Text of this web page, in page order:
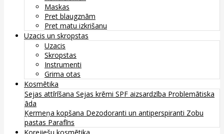
Maskas
Pret blaugznām
Pret matu izkrišanu
Uzacis un skropstas
Uzacis
Skropstas
Instrumenti
Grima otas
Kosmētika
Sejas attīrīšana Sejas krēmi SPF aizsardzība Problemātiska
āda
Ķermeņa kopšana Dezodoranti un antiperspiranti Zobu
pastas Parafīns
Korejiešu kosmētika